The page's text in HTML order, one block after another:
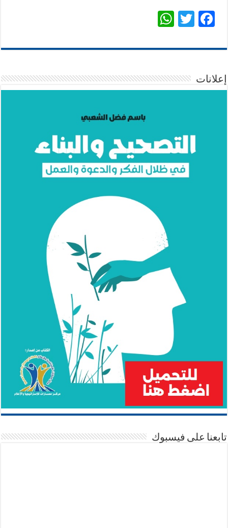
F
e
o
T
tt
at
p
إعلانات
تابعنا على فيسبوك